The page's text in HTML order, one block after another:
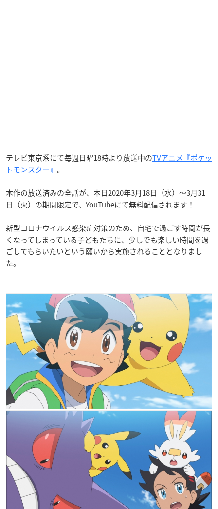
テレビ東京系にて毎週日曜18時より放送中のTVアニメ『ポケッ
トモンスター』 。
本作の放送済みの全話が、本日2020年3月18日（水）～3月31
日（火）の期間限定で、YouTubeにて無料配信されます！
新型コロナウイルス感染症対策のため、自宅で過ごす時間が長
くなってしまっている子どもたちに、少しでも楽しい時間を過
ごしてもらいたいという願いから実施されることとなりまし
た。